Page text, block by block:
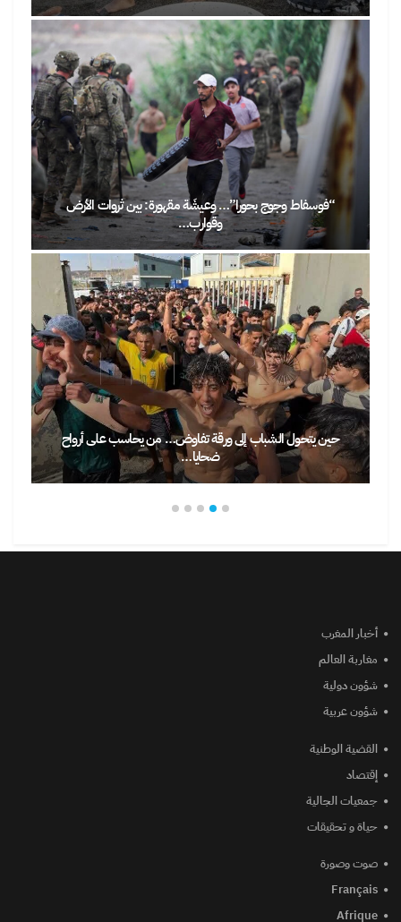
“فوسفاط وجوج بحورا”… وعيشَة مقهورة: بين ثروات الأرض
وقوارب…
حين يتحول الشباب إلى ورقة تفاوض… من يحاسب على أرواح
ضحايا…
أخبار المغرب
مغاربة العالم
شؤون دولية
شؤون عربية
القضية الوطنية
إقتصاد
جمعيات الجالية
حياة و تحقيقات
صوت وصورة
Français
Afrique